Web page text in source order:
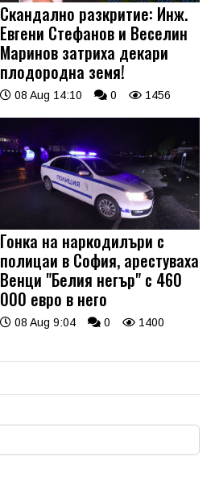
Скандално разкритие: Инж.
Евгени Стефанов и Веселин
Маринов затриха декари
плодородна земя!
08 Aug 14:10 0 1456
Гонка на наркодилъри с
полицаи в София, арестуваха
Венци "Белия негър" с 460
000 евро в него
08 Aug 9:04 0 1400